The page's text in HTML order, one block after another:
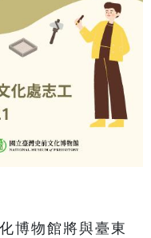
博物館將與臺東